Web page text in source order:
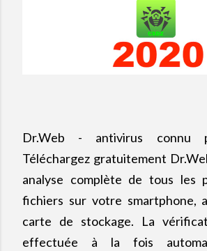
Dr.Web - antivirus connu
Téléchargez gratuitement
analyse complète de tous les
fichiers sur votre smartphone,
carte de stockage. La
effectuée à la fois